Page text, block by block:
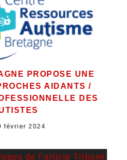
PROPOSE UNE
AIDANTS /
DES
février 2024